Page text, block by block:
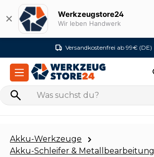
Zum Hauptinhalt springen
✕ Werkzeugstore24
Wir leben Handwerk
Versandkostenfrei ab 99€ (DE)
Akku-Werkzeuge
Akku-Schleifer & Metallbearbeitung